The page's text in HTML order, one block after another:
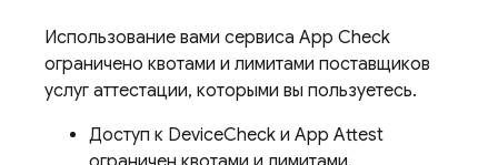
Использование вами сервиса App Check
ограничено квотами и лимитами поставщиков
услуг аттестации, которыми вы пользуетесь.
Доступ к DeviceCheck и App Attest